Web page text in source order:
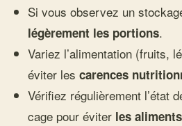
Si vous observez un
légèrement les portions.
Variez l’alimentation (fruits,
éviter lescarences
Vérifiez régulièrement l’état
cage pour éviter les